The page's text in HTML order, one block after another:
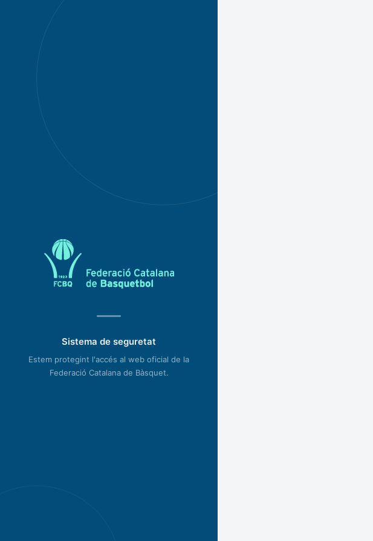
Sistema de seguretat
Estem protegint l'accés al web oficial de la
Federació Catalana de Bàsquet.